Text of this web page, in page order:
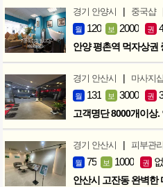
경기 안양시 | 중국샵
월 120 보 2000 권
경기 안산시 | 마사지
월 131 보 3000 권
고객명단 8000개이상
경기 안산시 | 피부관리
월 75 보 1000 권
안산시 고잔동 완벽한